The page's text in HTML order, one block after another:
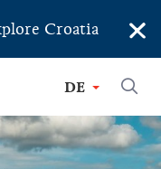
Croatia ×
DE